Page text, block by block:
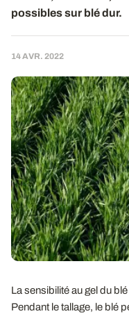
possibles sur blé dur.
14 AVR. 2022
La sensibilité au gel du
Pendant le tallage, le blé